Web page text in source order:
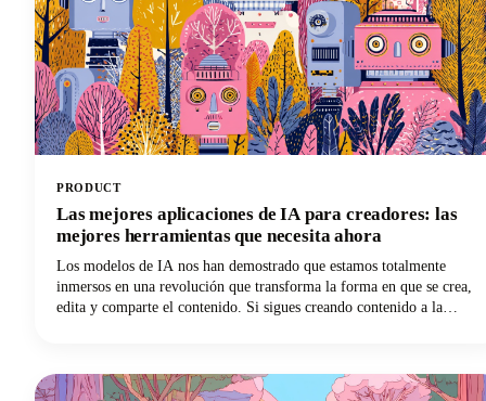
PRODUCT
Las mejores aplicaciones de IA para creadores: las
mejores herramientas que necesita ahora
Los modelos de IA nos han demostrado que estamos totalmente
inmersos en una revolución que transforma la forma en que se crea,
edita y comparte el contenido. Si sigues creando contenido a la
mostraremos exactamente qué aplicaciones merecen un lugar en tu